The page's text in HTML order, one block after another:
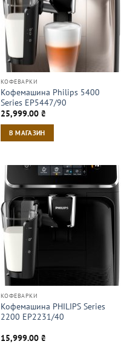
КОФЕВАРКИ
Кофемашина Philips 5400
Series EP5447/90
25,999.00 ₴
В МАГАЗИН
КОФЕВАРКИ
Кофемашина PHILIPS Series
2200 EP2231/40
15,999.00 ₴